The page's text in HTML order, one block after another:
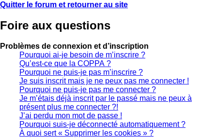
Quitter le forum et retourner au site
Foire aux questions
Problèmes de connexion et d’inscription
Pourquoi ai-je besoin de m’inscrire ?
Qu’est-ce que la COPPA ?
Pourquoi ne puis-je pas m’inscrire ?
Je suis inscrit mais je ne peux pas me connecter !
Pourquoi ne puis-je pas me connecter ?
Je m’étais déjà inscrit par le passé mais ne peux à
présent plus me connecter ?!
J’ai perdu mon mot de passe !
Pourquoi suis-je déconnecté automatiquement ?
À quoi sert « Supprimer les cookies » ?